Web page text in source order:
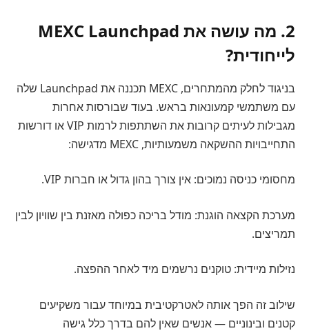
2. מה עושה את MEXC Launchpad
לייחודית?
בניגוד לחלק מהמתחרים, MEXC תכננה את Launchpad שלה
עם משתמשי קמעונאות בראש. בעוד שבורסות אחרות
מגבילות לעיתים קרובות את השתתפות לרמות VIP או דורשות
התחייבויות ההשקאה משמעותיות, MEXC מדגישה:
מחסומי כניסה נמוכים: אין צורך בהון גדול או חברות VIP.
מערכת הקצאה הוגנת: מודל בריכה כפולה מאזנת בין שוויון לבין
תמריצים.
נזילות מיידית: טוקנים נרשמים מיד לאחר ההפצה.
שילוב זה הפך אותה לאטרקטיבית במיוחד עבור משקיעים
קטנים ובינוניים — אנשים שאין להם בדרך כלל גישה